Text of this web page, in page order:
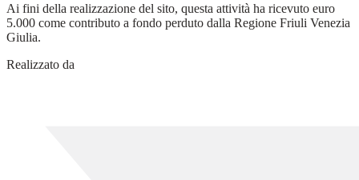
Ai fini della realizzazione del sito, questa attività ha ricevuto euro
5.000 come contributo a fondo perduto dalla Regione Friuli Venezia
Giulia.
Realizzato da